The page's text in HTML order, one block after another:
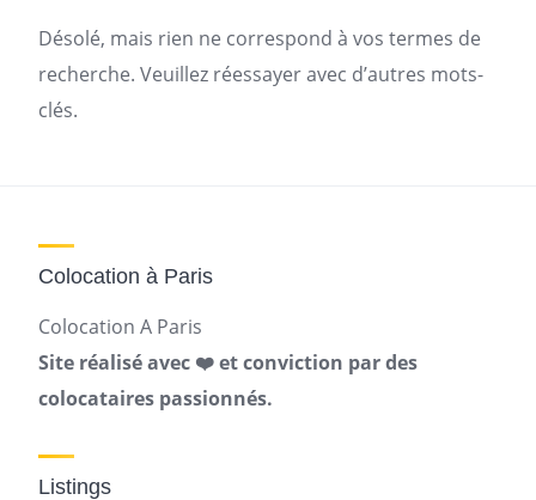
Désolé, mais rien ne correspond à vos termes de
recherche. Veuillez réessayer avec d’autres mots-
clés.
Colocation à Paris
Colocation A Paris
Site réalisé avec ❤️ et conviction par des
colocataires passionnés.
Listings